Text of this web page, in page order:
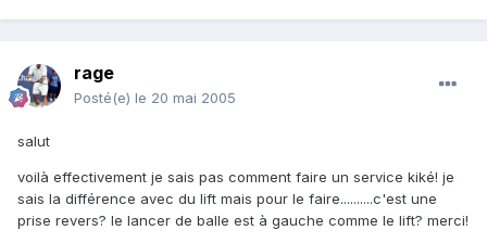
rage
Posté(e) le 20 mai 2005
salut
voilà effectivement je sais pas comment faire un service kiké! je
sais la différence avec du lift mais pour le faire..........c'est une
prise revers? le lancer de balle est à gauche comme le lift? merci!